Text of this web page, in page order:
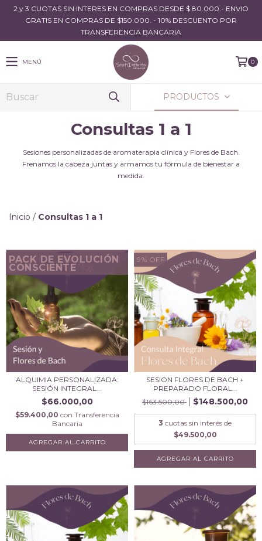
2 y 3 CUOTAS SIN INTERES EN COMPRAS DESDE $ 80.000.- ENVIO
GRATIS EN COMPRAS DE $150.000. - 10% DESCUENTO POR
TRANSFERENCIA BANCARIA
MENÚ 0
PRODUCTOS
Consultas 1 a 1
Sesiones personalizadas de aromaterapia clínica y Flores de Bach.
Frenamos la cabeza juntas y armamos tu fórmula de bienestar a
medida.
Inicio / Consultas 1 a 1
PACK DE EVOLUCIÓN
CONSCIENTE
ALQUIMIA PERSONALIZADA:
SESIÓN INTEGRAL...
$66.000,00
$59.400,00 con Transferencia
Bancaria
9% OFF
SESION FLORES DE BACH +
PREPARADO FLORAL...
$163.500,00
$148.500,00
3 cuotas sin interés de
$49.500,00